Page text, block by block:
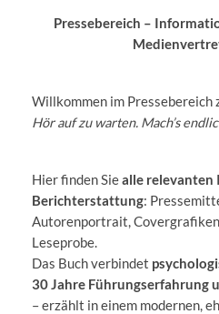
Pressebereich –
Willkommen im Pressebereich
Hör auf zu warten. Mach’s
Hier finden Siealle
Berichterstattung:
Autorenportrait,
Leseprobe.
Das Buch verbindet
30 Jahre Führungserfahrung
– erzählt in einem modernen,